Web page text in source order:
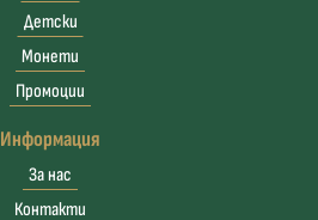
Детски
Монети
Промоции
Информация
За нас
Контакти